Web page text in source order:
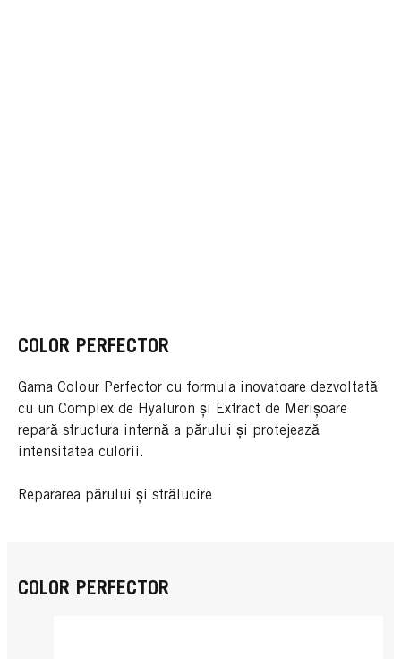
COLOR PERFECTOR
Gama Colour Perfector cu formula inovatoare dezvoltată
cu un Complex de Hyaluron și Extract de Merișoare
repară structura internă a părului și protejează
intensitatea culorii.
Repararea părului și strălucire
COLOR PERFECTOR